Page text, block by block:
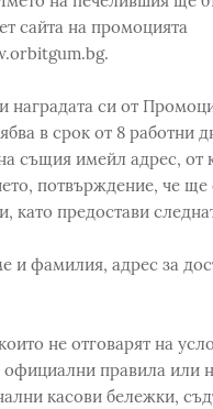
сайта на промоцията
наградата си от
в срок от 8 работни
същия имейл адрес, от
потвърждение, че ще
като предостави
и фамилия, адрес за
не отговарят на
правила или
касови бележки,